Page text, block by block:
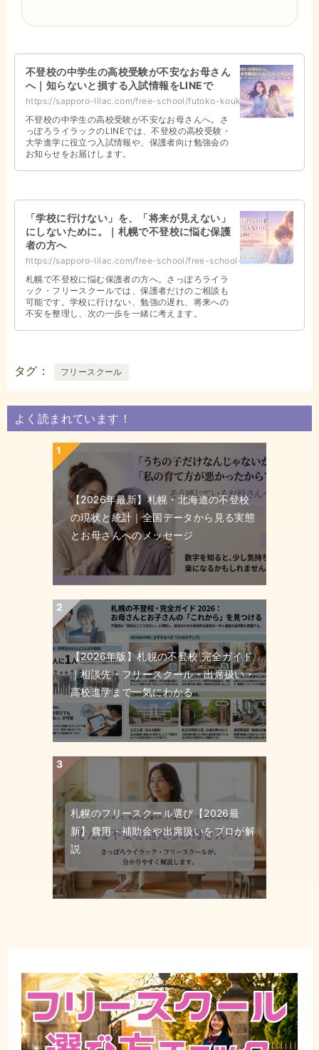
不登校の中学生の高校受験が不安なお母さん
へ｜知らないと損する入試情報をLINEで
https://sapporo-lilac.com/free-school/futoko-koukoujuken-line/
不登校の中学生の高校受験が不安なお母さんへ。さ
っぽろライラックのLINEでは、不登校の高校受験・
大学進学に役立つ入試情報や、保護者向け勉強会の
お知らせをお届けします。
「学校に行けない」を、「将来が見えない」
にしないために。｜札幌で不登校に悩む保護
者の方へ
https://sapporo-lilac.com/free-school/free-school-futoko-soudan/
札幌で不登校に悩む保護者の方へ。さっぽろライラ
ック・フリースクールでは、保護者だけのご相談も
可能です。学校に行けない、勉強の遅れ、将来への
不安を整理し、次の一歩を一緒に考えます。
タグ フリースクール
よく読まれています！
【2026年最新】札幌・北海道の不登校
の現状と統計｜全国データから見る実態
とお母さんへのメッセージ
【2026年版】札幌の不登校 完全ガイド
｜相談先・フリースクール・出席扱い・
高校進学まで一気にわかる
札幌のフリースクール選び【2026最
新】費用・補助金や出席扱いをプロが解
説